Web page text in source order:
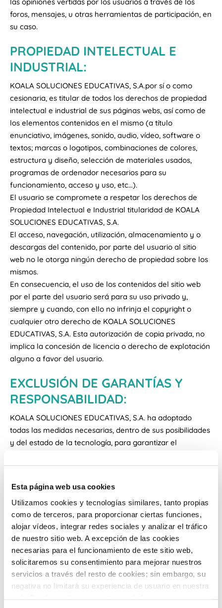
Esta página web usa cookies
Utilizamos cookies y tecnologías similares, tanto propias
como de terceros, para proporcionar ciertas funciones,
alojar vídeos, integrar redes sociales y analizar el tráfico
de nuestro sitio web. A excepción de las cookies
necesarias para el funcionamiento de este sitio web,
solicitaremos su consentimiento para mejorar nuestros
servicios a través del resto de cookies; sin embargo, su
negativa no limitará su experiencia de usuario en nuestra
foros, mensajes, u otras herramientas de participación, en
su caso.
PROPIEDAD INTELECTUAL E
INDUSTRIAL:
KOALA SOLUCIONES EDUCATIVAS, S.A.por sí o como
cesionaria, es titular de todos los derechos de propiedad
intelectual e industrial de sus páginas webs, así como de
los elementos contenidos en el mismo (a título
enunciativo, imágenes, sonido, audio, vídeo, software o
textos; marcas o logotipos, combinaciones de colores,
estructura y diseño, selección de materiales usados,
programas de ordenador necesarios para su
funcionamiento, acceso y uso, etc…).
El usuario se compromete a respetar los derechos de
Propiedad Intelectual e Industrial titularidad de KOALA
SOLUCIONES EDUCATIVAS, S.A.
El acceso, navegación, utilización, almacenamiento y o
descargas del contenido, por parte del usuario al sitio
web no le otorga ningún derecho de propiedad sobre los
mismos.
En consecuencia, el uso de los contenidos del sitio web
por el parte del usuario será para su uso privado y,
siempre y cuando, con ello no infrinja el copyright o
cualquier otro derecho de KOALA SOLUCIONES
EDUCATIVAS, S.A. Esta autorización de copia privada, no
implica la concesión de licencia o derecho de explotación
alguno a favor del usuario.
EXCLUSIÓN DE GARANTÍAS Y
RESPONSABILIDAD:
KOALA SOLUCIONES EDUCATIVAS, S.A. ha adoptado
todas las medidas necesarias, dentro de sus posibilidades
y del estado de la tecnología, para garantizar el
El Usuario debe saber que las comunicaciones a través
de redes abiertas están expuestas a una pluralidad de
amenazas que hace que no sean seguras. Es
responsabilidad del Usuario adoptar todas las medidas
técnicas adecuadas para controlar razonablemente estas
amenazas y, entre ellas, el tener sistemas actualizados
de detección de software malicioso, tales como virus,
troyanos, etc., así como tener actualizados los parches de
seguridad de los correspondientes navegadores.